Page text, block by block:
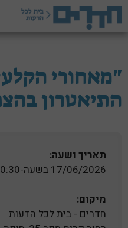
לדלג
לתוכן
"מאחורי
התיאטרון
תאריך ושעה:
17/06/2026 בשעה-20:30
מיקום:
חדרים - בית לכל הדעות